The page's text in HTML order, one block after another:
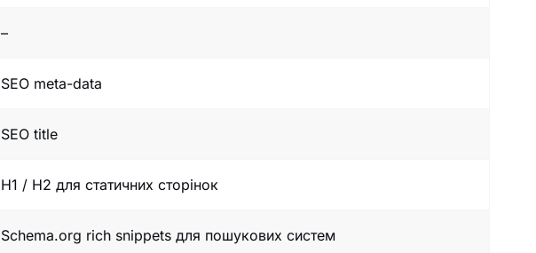
–
SEO meta-data
SEO title
H1 / H2 для статичних сторінок
Schema.org rich snippets для пошукових систем